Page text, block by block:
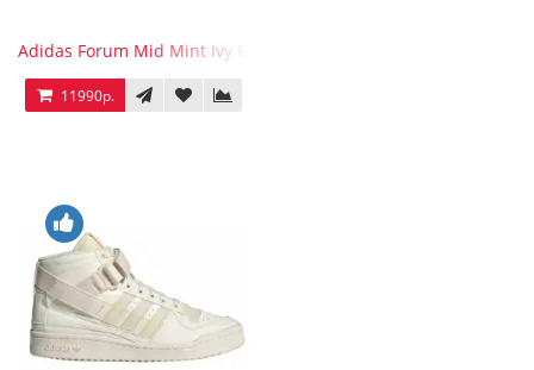
Adidas Forum Mid Mint Ivy Park
11990р.